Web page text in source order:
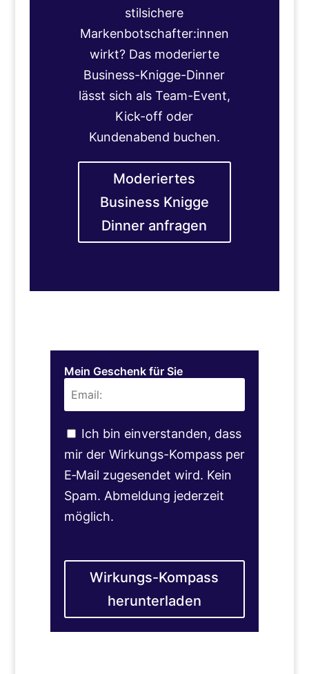
stilsichere
Markenbotschafter:innen
wirkt? Das moderierte
Business-Knigge-Dinner
lässt sich als Team-Event,
Kick-off oder
Kundenabend buchen.
Moderiertes
Business Knigge
Dinner anfragen
Mein Geschenk für Sie
Ich bin einverstanden, dass
mir der Wirkungs-Kompass per
E‑Mail zugesendet wird. Kein
Spam. Abmeldung jederzeit
möglich.
Wirkungs-Kompass
herunterladen